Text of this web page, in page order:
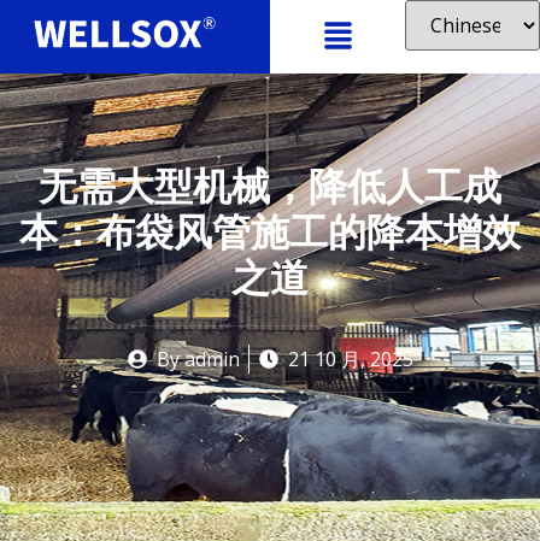
无需大型机械，降低人工成
本：布袋风管施工的降本增效
之道
Byadmin 21 10 月, 2025